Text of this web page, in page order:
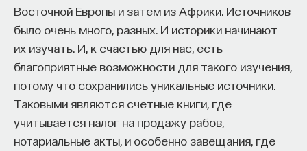
Восточной Европы и затем из Африки. Источников
было очень много, разных. И историки начинают
их изучать. И, к счастью для нас, есть
благоприятные возможности для такого изучения,
потому что сохранились уникальные источники.
Таковыми являются счетные книги, где
учитывается налог на продажу рабов,
нотариальные акты, и особенно завещания, где